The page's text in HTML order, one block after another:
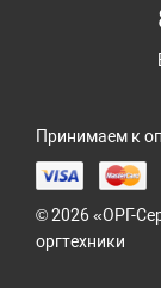
Принимаем к
© 2026 «ОРГ-
оргтехники